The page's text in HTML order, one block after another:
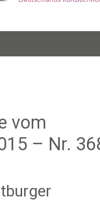
vom
– Nr.